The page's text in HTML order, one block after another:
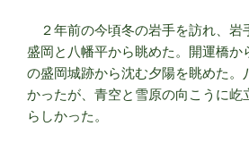
２年前の今頃冬の岩手を訪れ、岩
盛岡と八幡平から眺めた。開運橋か
の盛岡城跡から沈む夕陽を眺めた。
かったが、青空と雪原の向こうに屹
らしかった。